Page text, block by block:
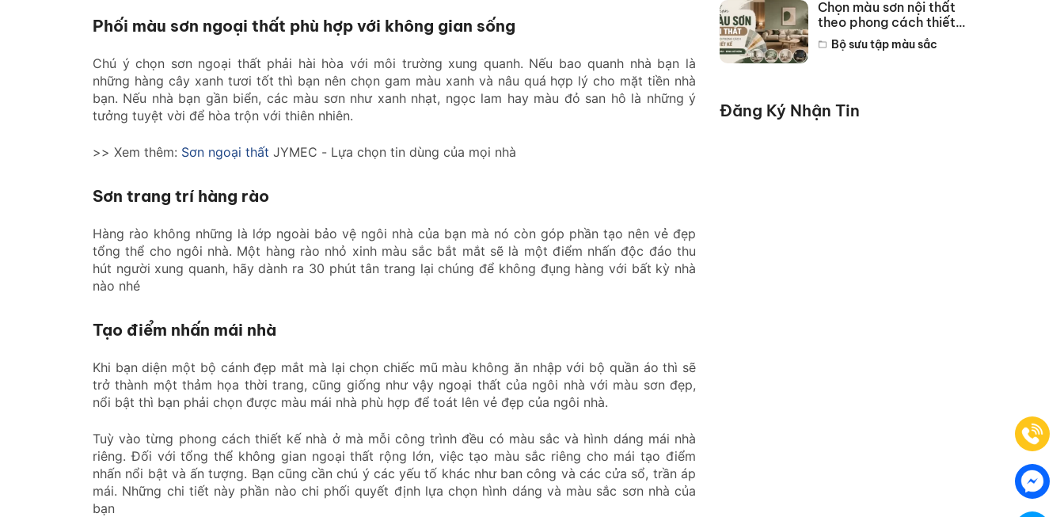
Phối màu sơn ngoại thất phù hợp với không gian sống
Chú ý chọn sơn ngoại thất phải hài hòa với môi trường xung quanh. Nếu bao quanh nhà bạn là
những hàng cây xanh tươi tốt thì bạn nên chọn gam màu xanh và nâu quá hợp lý cho mặt tiền nhà
bạn. Nếu nhà bạn gần biển, các màu sơn như xanh nhạt, ngọc lam hay màu đỏ san hô là những ý
tưởng tuyệt vời để hòa trộn với thiên nhiên.
>> Xem thêm: Sơn ngoại thất JYMEC - Lựa chọn tin dùng của mọi nhà
Sơn trang trí hàng rào
Hàng rào không những là lớp ngoài bảo vệ ngôi nhà của bạn mà nó còn góp phần tạo nên vẻ đẹp
tổng thể cho ngôi nhà. Một hàng rào nhỏ xinh màu sắc bắt mắt sẽ là một điểm nhấn độc đáo thu
hút người xung quanh, hãy dành ra 30 phút tân trang lại chúng để không đụng hàng với bất kỳ nhà
nào nhé
Tạo điểm nhấn mái nhà
Khi bạn diện một bộ cánh đẹp mắt mà lại chọn chiếc mũ màu không ăn nhập với bộ quần áo thì sẽ
trở thành một thảm họa thời trang, cũng giống như vậy ngoại thất của ngôi nhà với màu sơn đẹp,
nổi bật thì bạn phải chọn được màu mái nhà phù hợp để toát lên vẻ đẹp của ngôi nhà.
Tuỳ vào từng phong cách thiết kế nhà ở mà mỗi công trình đều có màu sắc và hình dáng mái nhà
riêng. Đối với tổng thể không gian ngoại thất rộng lớn, việc tạo màu sắc riêng cho mái tạo điểm
nhấn nổi bật và ấn tượng. Bạn cũng cần chú ý các yếu tố khác như ban công và các cửa sổ, trần áp
mái. Những chi tiết này phần nào chi phối quyết định lựa chọn hình dáng và màu sắc sơn nhà của
bạn
Chọn màu sơn nội thất
theo phong cách thiết
kế hot năm 2026
Bộ sưu tập màu sắc
Đăng Ký Nhận Tin